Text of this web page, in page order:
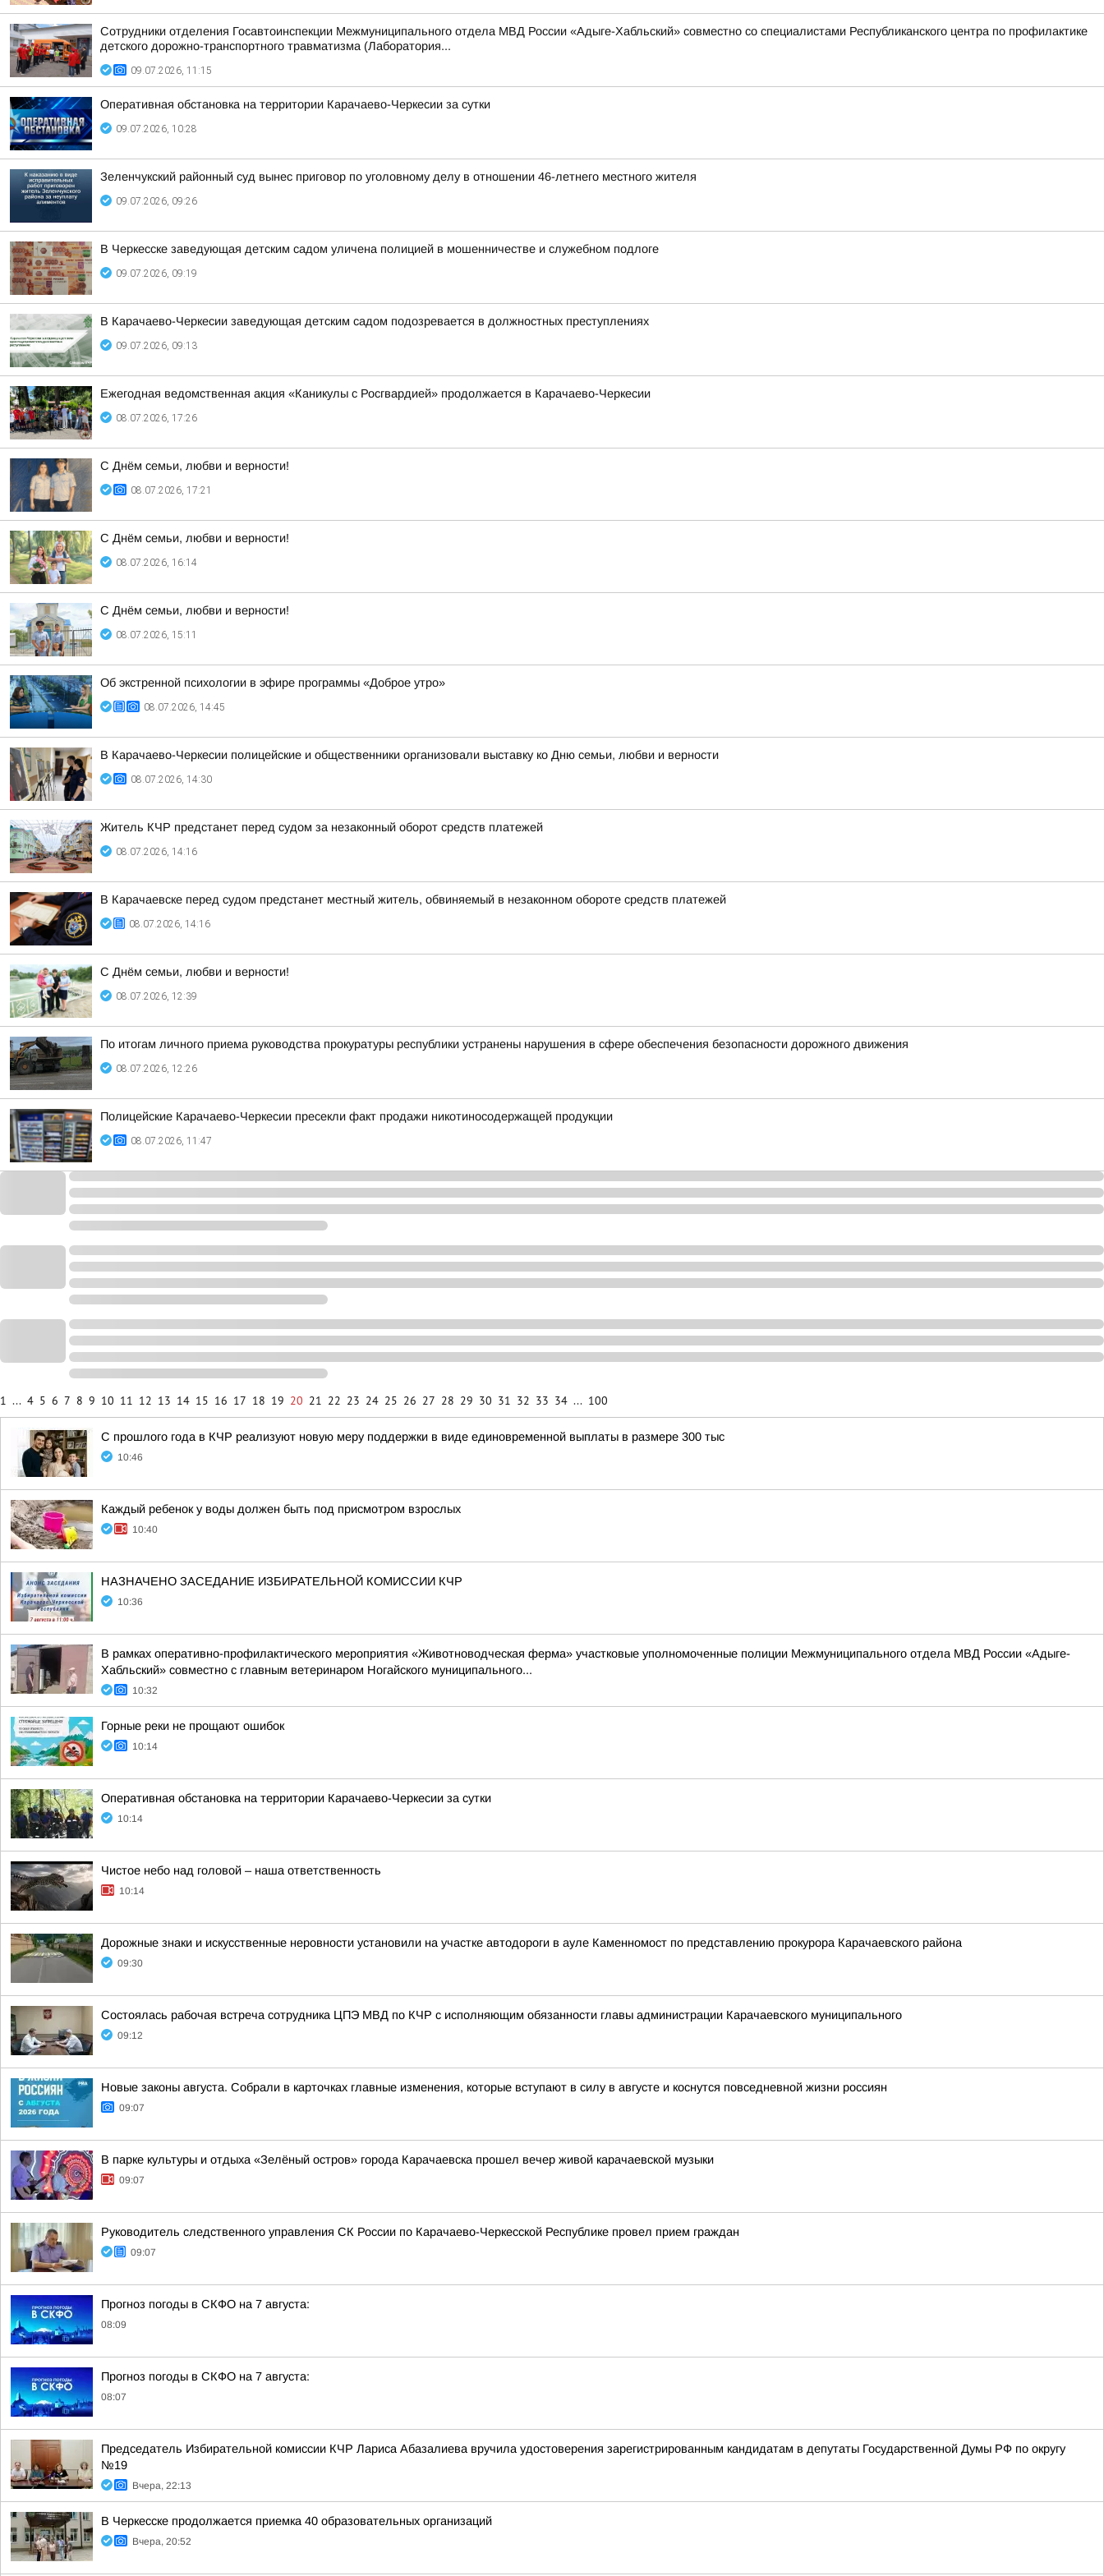
Сотрудники отделения Госавтоинспекции Межмуниципального отдела МВД России «Адыге-Хабльский» совместно со специалистами Республиканского центра по профилактике
детского дорожно-транспортного травматизма (Лаборатория...
09.07.2026, 11:15
Оперативная обстановка на территории Карачаево-Черкесии за сутки
09.07.2026, 10:28
Зеленчукский районный суд вынес приговор по уголовному делу в отношении 46-летнего местного жителя
09.07.2026, 09:26
В Черкесске заведующая детским садом уличена полицией в мошенничестве и служебном подлоге
09.07.2026, 09:19
В Карачаево-Черкесии заведующая детским садом подозревается в должностных преступлениях
09.07.2026, 09:13
Ежегодная ведомственная акция «Каникулы с Росгвардией» продолжается в Карачаево-Черкесии
08.07.2026, 17:26
С Днём семьи, любви и верности!
08.07.2026, 17:21
С Днём семьи, любви и верности!
08.07.2026, 16:14
С Днём семьи, любви и верности!
08.07.2026, 15:11
Об экстренной психологии в эфире программы «Доброе утро»
08.07.2026, 14:45
В Карачаево-Черкесии полицейские и общественники организовали выставку ко Дню семьи, любви и верности
08.07.2026, 14:30
Житель КЧР предстанет перед судом за незаконный оборот средств платежей
08.07.2026, 14:16
В Карачаевске перед судом предстанет местный житель, обвиняемый в незаконном обороте средств платежей
08.07.2026, 14:16
С Днём семьи, любви и верности!
08.07.2026, 12:39
По итогам личного приема руководства прокуратуры республики устранены нарушения в сфере обеспечения безопасности дорожного движения
08.07.2026, 12:26
Полицейские Карачаево-Черкесии пресекли факт продажи никотиносодержащей продукции
08.07.2026, 11:47
1 ... 4 5 6 7 8 9 10 11 12 13 14 15 16 17 18 19 20 21 22 23 24 25 26 27 28 29 30 31 32 33 34 ... 100
С прошлого года в КЧР реализуют новую меру поддержки в виде единовременной выплаты в размере 300 тыс
10:46
Каждый ребенок у воды должен быть под присмотром взрослых
10:40
НАЗНАЧЕНО ЗАСЕДАНИЕ ИЗБИРАТЕЛЬНОЙ КОМИССИИ КЧР
10:36
В рамках оперативно-профилактического мероприятия «Животноводческая ферма» участковые уполномоченные полиции Межмуниципального отдела МВД России «Адыге-
Хабльский» совместно с главным ветеринаром Ногайского муниципального...
10:32
Горные реки не прощают ошибок
10:14
Оперативная обстановка на территории Карачаево-Черкесии за сутки
10:14
Чистое небо над головой – наша ответственность
10:14
Дорожные знаки и искусственные неровности установили на участке автодороги в ауле Каменномост по представлению прокурора Карачаевского района
09:30
Состоялась рабочая встреча сотрудника ЦПЭ МВД по КЧР с исполняющим обязанности главы администрации Карачаевского муниципального
09:12
Новые законы августа. Собрали в карточках главные изменения, которые вступают в силу в августе и коснутся повседневной жизни россиян
09:07
В парке культуры и отдыха «Зелёный остров» города Карачаевска прошел вечер живой карачаевской музыки
09:07
Руководитель следственного управления СК России по Карачаево-Черкесской Республике провел прием граждан
09:07
Прогноз погоды в СКФО на 7 августа:
08:09
Прогноз погоды в СКФО на 7 августа:
08:07
Председатель Избирательной комиссии КЧР Лариса Абазалиева вручила удостоверения зарегистрированным кандидатам в депутаты Государственной Думы РФ по округу
№19
Вчера, 22:13
В Черкесске продолжается приемка 40 образовательных организаций
Вчера, 20:52